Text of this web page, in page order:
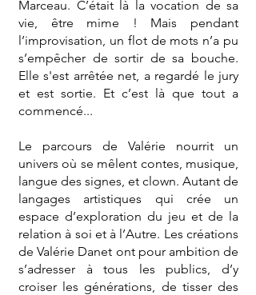
Marceau. C’était là la vocation de sa
vie, être mime ! Mais pendant
l’improvisation, un flot de mots n’a pu
s’empêcher de sortir de sa bouche.
Elle s'est arrêtée net, a regardé le jury
et est sortie. Et c’est là que tout a
commencé...
Le parcours de Valérie nourrit un
univers où se mêlent contes, musique,
langue des signes, et clown. Autant de
langages artistiques qui crée un
espace d’exploration du jeu et de la
relation à soi et à l’Autre. Les créations
de Valérie Danet ont pour ambition de
s’adresser à tous les publics, d’y
croiser les générations, de tisser des